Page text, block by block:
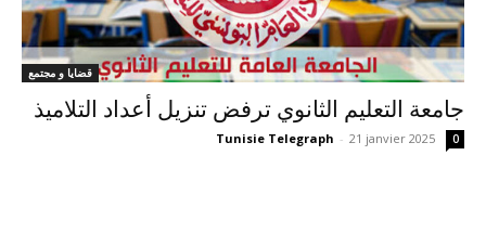
قضايا و مجتمع
جامعة التعليم الثانوي ترفض تنزيل أعداد التلاميذ
Tunisie Telegraph - 21 janvier 2025 0